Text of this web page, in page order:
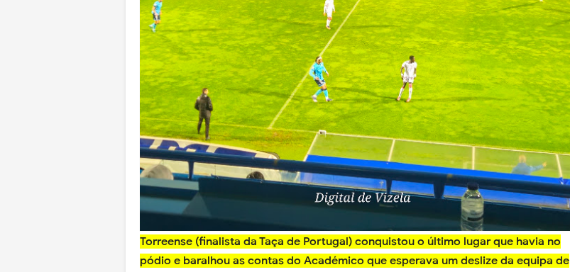
Torreense (finalista da Taça de Portugal) conquistou o último lugar que havia no
pódio e baralhou as contas do Académico que esperava um deslize da equipa de